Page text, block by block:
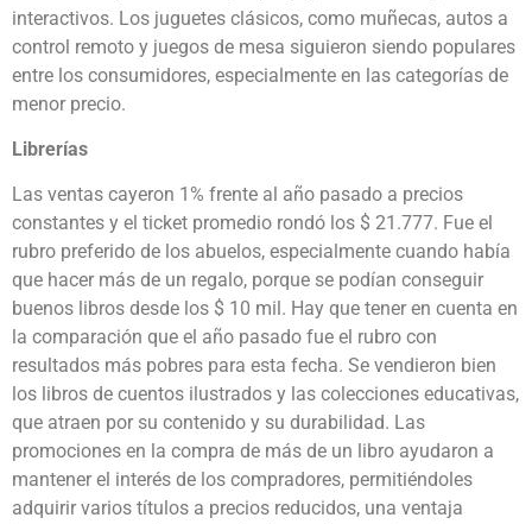
interactivos. Los juguetes clásicos, como muñecas, autos a
control remoto y juegos de mesa siguieron siendo populares
entre los consumidores, especialmente en las categorías de
menor precio.
Librerías
Las ventas cayeron 1% frente al año pasado a precios
constantes y el ticket promedio rondó los $ 21.777. Fue el
rubro preferido de los abuelos, especialmente cuando había
que hacer más de un regalo, porque se podían conseguir
buenos libros desde los $ 10 mil. Hay que tener en cuenta en
la comparación que el año pasado fue el rubro con
resultados más pobres para esta fecha. Se vendieron bien
los libros de cuentos ilustrados y las colecciones educativas,
que atraen por su contenido y su durabilidad. Las
promociones en la compra de más de un libro ayudaron a
mantener el interés de los compradores, permitiéndoles
adquirir varios títulos a precios reducidos, una ventaja